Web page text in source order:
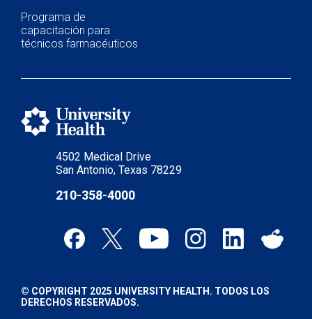
4502 Medical Drive
San Antonio, Texas 78229
210-358-4000
Programa de
capacitación para
técnicos farmacéuticos
© COPYRIGHT 2025 UNIVERSITY HEALTH. TODOS LOS
DERECHOS RESERVADOS.